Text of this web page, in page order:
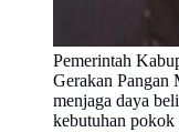
Pemerintah
Gerakan Pangan
menjaga daya
kebutuhan